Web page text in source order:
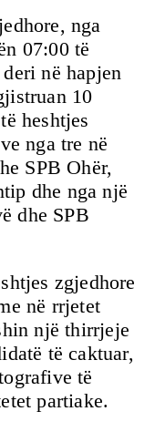
nga
07:00 të
në hapjen
10
heshtjes
nga tre në
SPB Ohër,
dhe nga një
dhe SPB
zgjedhore
në rrjetet
një thirrjeje
të caktuar,
të
partiake.